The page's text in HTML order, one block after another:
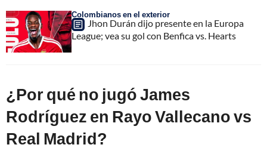
Colombianos en el exterior
Jhon Durán dijo presente en la Europa
League; vea su gol con Benfica vs. Hearts
¿Por qué no jugó James
Rodríguez en Rayo Vallecano vs
Real Madrid?